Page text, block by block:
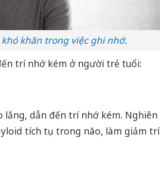
khăn trong việc ghi nhớ.
trí nhớ kém ở người trẻ tuổi:
dẫn đến trí nhớ kém. Nghiên
tích tụ trong não, làm giảm trí